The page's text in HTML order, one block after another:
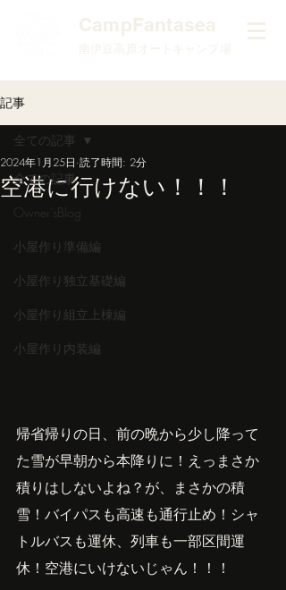
​CampFantasea
南伊豆高原オートキャンプ場
記事
全ての記事
Owner'sBlog
小屋作り準備編
小屋作り独立基礎編
小屋作り組立上棟編
小屋作り内装編
全ての記事
空港に行けない！！！
2024年1月25日 読了時間: 2分
帰省帰りの日、前の晩から少し降って
た雪が早朝から本降りに！えっまさか
積りはしないよね？が、まさかの積
雪！バイパスも高速も通行止め！シャ
トルバスも運休、列車も一部区間運
休！空港にいけないじゃん！！！